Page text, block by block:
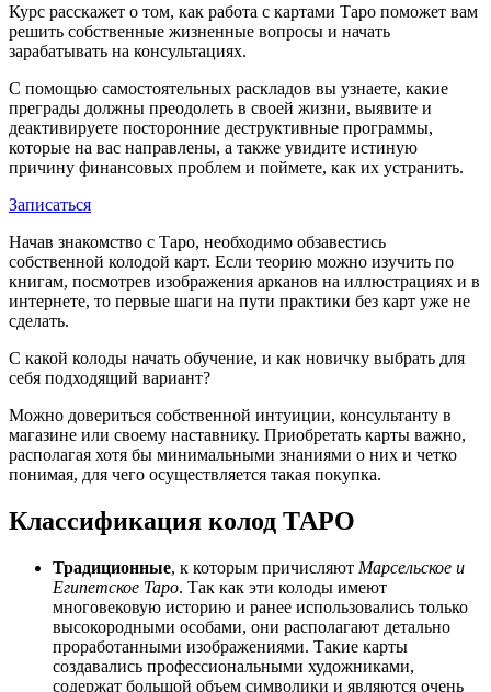
Курс расскажет о том, как работа с картами Таро поможет вам
решить собственные жизненные вопросы и начать
зарабатывать на консультациях.
С помощью самостоятельных раскладов вы узнаете, какие
преграды должны преодолеть в своей жизни, выявите и
деактивируете посторонние деструктивные программы,
которые на вас направлены, а также увидите истиную
причину финансовых проблем и поймете, как их устранить.
Записаться
Начав знакомство с Таро, необходимо обзавестись
собственной колодой карт. Если теорию можно изучить по
книгам, посмотрев изображения арканов на иллюстрациях и в
интернете, то первые шаги на пути практики без карт уже не
сделать.
С какой колоды начать обучение, и как новичку выбрать для
себя подходящий вариант?
Можно довериться собственной интуиции, консультанту в
магазине или своему наставнику. Приобретать карты важно,
располагая хотя бы минимальными знаниями о них и четко
понимая, для чего осуществляется такая покупка.
Классификация колод ТАРО
Традиционные, к которым причисляют Марсельское и
Египетское Таро. Так как эти колоды имеют
многовековую историю и ранее использовались только
высокородными особами, они располагают детально
проработанными изображениями. Такие карты
создавались профессиональными художниками,
содержат большой объем символики и являются очень